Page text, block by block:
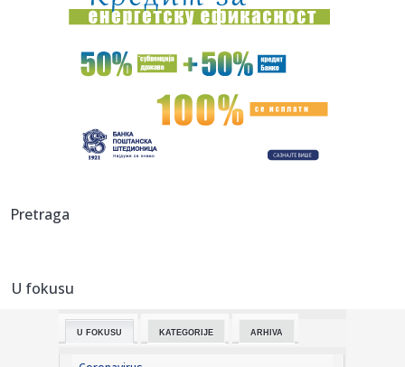
00:03:Na današnji dan, 8. avgust
00:03:Volkswagen menja poslovnu strategiju u SAD
PARTIZAN TRLJA RUKE: Transfer Saše Lukića doneo crno-
23:48:Otišao iz Arsenala pre nego što su podigli trofej – vratio
...
23:42:
23:35: "Nema lakih utakmica, ali mi smo Vojvodina"
Pretraga
U fokusu
U FOKUSU KATEGORIJE ARHIVA